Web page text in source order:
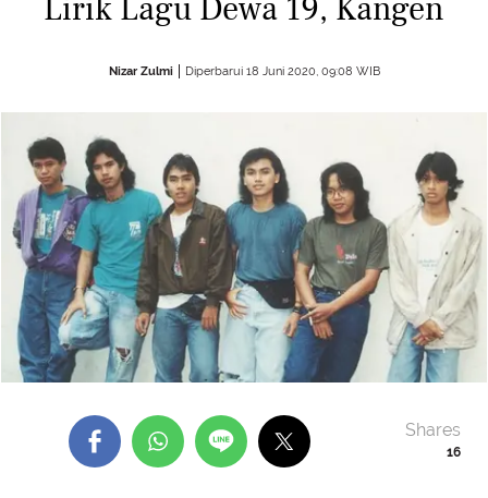
Lirik Lagu Dewa 19, Kangen
Nizar Zulmi Diperbarui 18 Juni 2020, 09:08 WIB
16
Shares